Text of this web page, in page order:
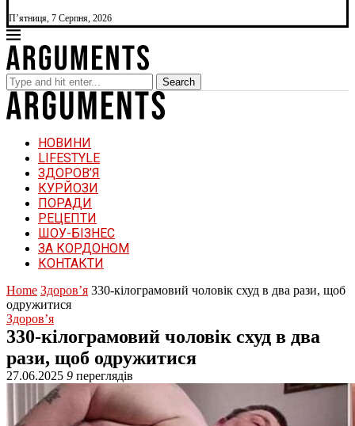
П’ятниця, 7 Серпня, 2026
Search
НОВИНИ
LIFESTYLE
ЗДОРОВ’Я
КУРЙОЗИ
ПОРАДИ
РЕЦЕПТИ
ШОУ-БІЗНЕС
ЗА КОРДОНОМ
КОНТАКТИ
Home Здоров’я 330-кілограмовий чоловік схуд в два рази, щоб
одружитися
Здоров’я
330-кілограмовий чоловік схуд в два
рази, щоб одружитися
27.06.2025 9 переглядів